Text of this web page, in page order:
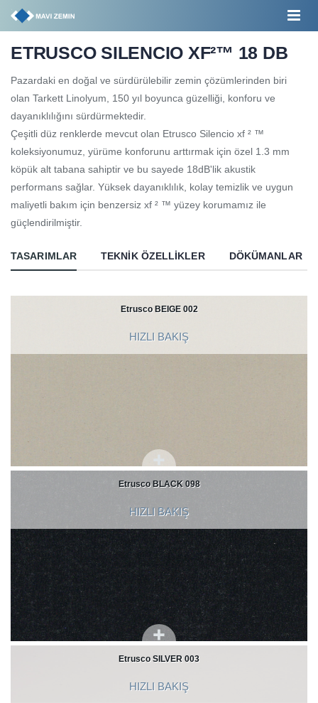
ETRUSCO SILENCIO XF²™ 18 DB
Pazardaki en doğal ve sürdürülebilir zemin çözümlerinden biri
olan Tarkett Linolyum, 150 yıl boyunca güzelliği, konforu ve
dayanıklılığını sürdürmektedir.
Çeşitli düz renklerde mevcut olan Etrusco Silencio xf ² ™
koleksiyonumuz, yürüme konforunu arttırmak için özel 1.3 mm
köpük alt tabana sahiptir ve bu sayede 18dB'lik akustik
performans sağlar. Yüksek dayanıklılık, kolay temizlik ve uygun
maliyetli bakım için benzersiz xf ² ™ yüzey korumamız ile
güçlendirilmiştir.
TASARIMLAR TEKNIK ÖZELLIKLER DÖKÜMANLAR
Etrusco BEIGE 002
HIZLI BAKIŞ
Etrusco BLACK 098
HIZLI BAKIŞ
Etrusco SILVER 003
HIZLI BAKIŞ